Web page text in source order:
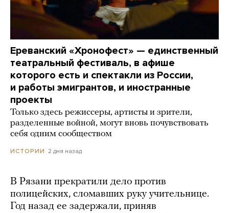
Ереванский «Хронофест» — единственный
театральный фестиваль, в афише
которого есть и спектакли из России,
и работы эмигрантов, и иностранные
проекты
Только здесь режиссеры, артисты и зрители,
разделенные войной, могут вновь почувствовать
себя одним сообществом
ИСТОРИИ 2 дня назад
В Рязани прекратили дело против
полицейских, сломавших руку учительнице.
Год назад ее задержали, приняв